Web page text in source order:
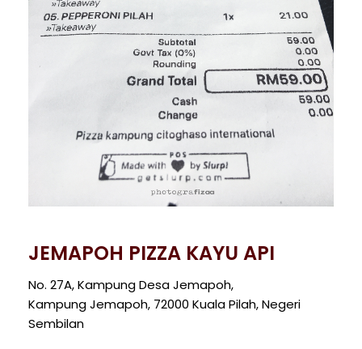
JEMAPOH PIZZA KAYU API
No. 27A, Kampung Desa Jemapoh,
Kampung Jemapoh, 72000 Kuala Pilah, Negeri
Sembilan